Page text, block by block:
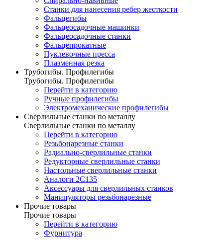
Станки для нанесения ребер жесткости
Фальцегибы
Фальцеосадочные машинки
Фальцеосадочные станки
Фальцепрокатные
Пуклевочные пресса
Плазменная резка
Трубогибы. Профилегибы
Трубогибы. Профилегибы
Перейти в категорию
Ручные профилегибы
Электромеханические профилегибы
Сверлильные станки по металлу
Сверлильные станки по металлу
Перейти в категорию
Резьбонарезные станки
Радиально-сверлильные станки
Редукторные сверлильные станки
Настольные сверлильные станки
Аналоги 2С135
Аксессуары для сверлильных станков
Манипуляторы резьбонарезные
Прочие товары
Прочие товары
Перейти в категорию
Фурнитура